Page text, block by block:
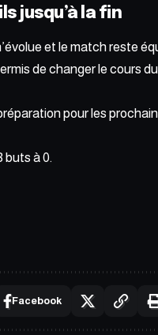
jusqu’à la fin
et le match reste
de changer le cours
pour les
buts à 0.
Facebook